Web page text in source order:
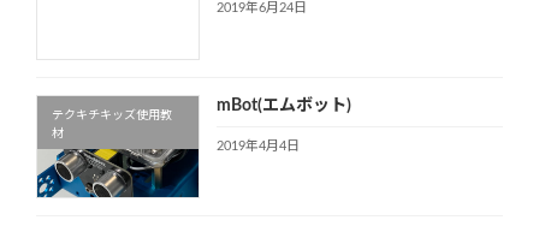
2019年6月24日
テクキチキッズ使用教
材
mBot(エムボット)
2019年4月4日